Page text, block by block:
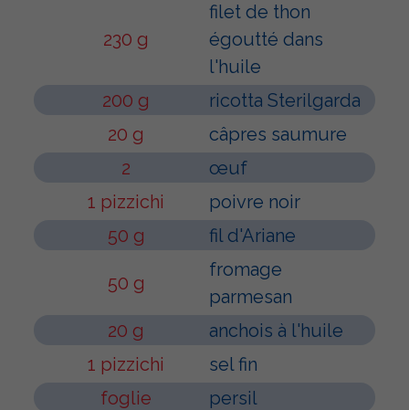
230 g
filet de thon
égoutté dans
l'huile
200 g
ricotta Sterilgarda
20 g
câpres saumure
2
œuf
1 pizzichi
poivre noir
50 g
fil d'Ariane
50 g
fromage
parmesan
20 g
anchois à l'huile
1 pizzichi
sel fin
foglie
persil